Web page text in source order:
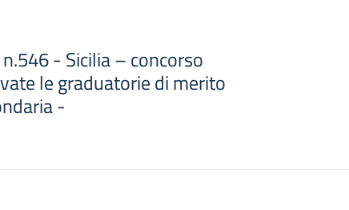
- Sicilia – concorso
le graduatorie di merito
-